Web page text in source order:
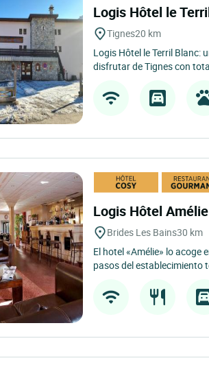
Logis Hôtel le
Tignes20 km
Logis Hôtel le Terril Blanc:
disfrutar de Tignes con
Logis Hôtel
Brides Les Bains30 km
El hotel «Amélie» lo acoge
pasos del establecimiento